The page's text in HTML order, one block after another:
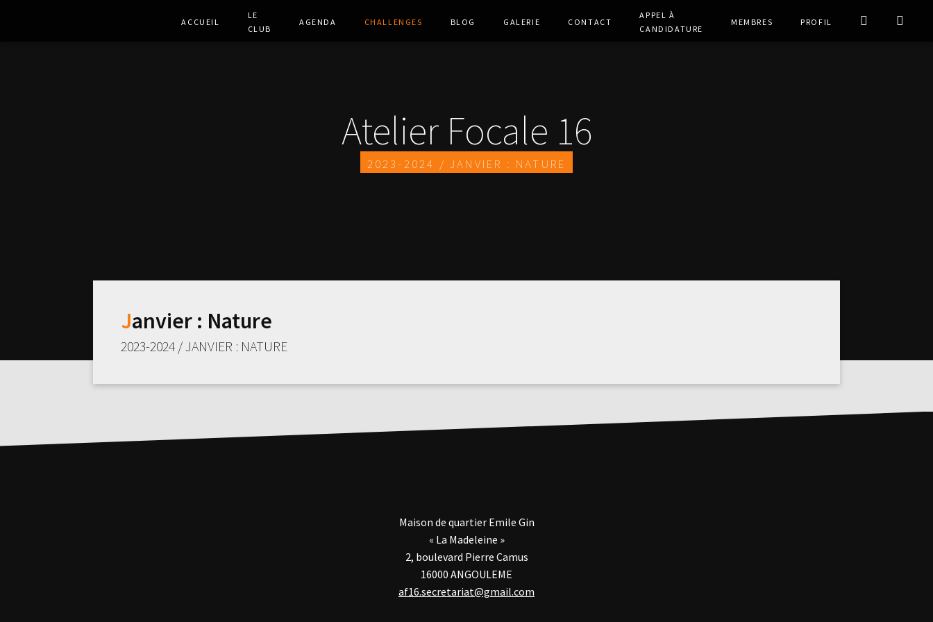
Accueil
Le
club
Agenda Challenges Blog Galerie Contact
Appel à
Candidature
Membres Profil
Atelier Focale 16
2023-2024 / Janvier : Nature
Janvier : Nature
2023-2024 / Janvier : Nature
Maison de quartier Emile Gin
« La Madeleine »
2, boulevard Pierre Camus
16000 ANGOULEME
af16.secretariat@gmail.com